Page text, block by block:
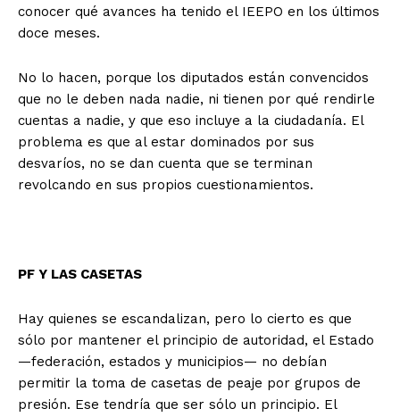
conocer qué avances ha tenido el IEEPO en los últimos
doce meses.
No lo hacen, porque los diputados están convencidos
que no le deben nada nadie, ni tienen por qué rendirle
cuentas a nadie, y que eso incluye a la ciudadanía. El
problema es que al estar dominados por sus
desvaríos, no se dan cuenta que se terminan
revolcando en sus propios cuestionamientos.
PF Y LAS CASETAS
Hay quienes se escandalizan, pero lo cierto es que
sólo por mantener el principio de autoridad, el Estado
—federación, estados y municipios— no debían
permitir la toma de casetas de peaje por grupos de
presión. Ese tendría que ser sólo un principio. El